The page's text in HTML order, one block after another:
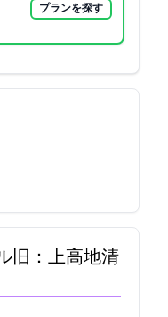
プランを探す
(旧：上高地清